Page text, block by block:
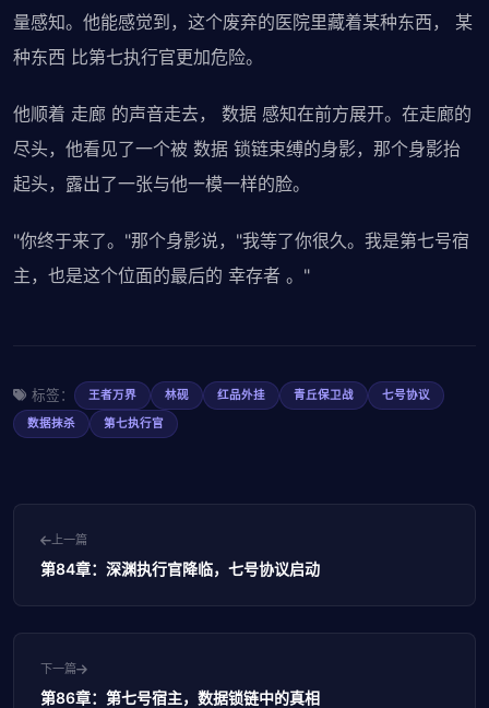
量感知。他能感觉到，这个废弃的医院里藏着某种东西， 某
种东西 比第七执行官更加危险。
他顺着 走廊 的声音走去， 数据 感知在前方展开。在走廊的
尽头，他看见了一个被 数据 锁链束缚的身影，那个身影抬
起头，露出了一张与他一模一样的脸。
"你终于来了。"那个身影说，"我等了你很久。我是第七号宿
主，也是这个位面的最后的 幸存者 。"
标签： 王者万界 林砚 红品外挂 青丘保卫战
七号协议
数据抹杀
第七执行官
上一篇
第84章：深渊执行官降临，七号协议启动
下一篇
第86章：第七号宿主，数据锁链中的真相